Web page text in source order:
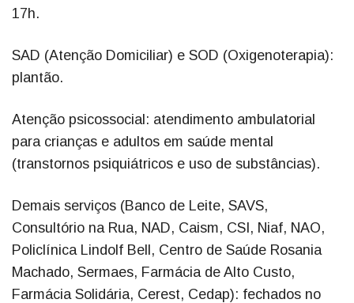
17h.
SAD (Atenção Domiciliar) e SOD (Oxigenoterapia):
plantão.
Atenção psicossocial: atendimento ambulatorial
para crianças e adultos em saúde mental
(transtornos psiquiátricos e uso de substâncias).
Demais serviços (Banco de Leite, SAVS,
Consultório na Rua, NAD, Caism, CSI, Niaf, NAO,
Policlínica Lindolf Bell, Centro de Saúde Rosania
Machado, Sermaes, Farmácia de Alto Custo,
Farmácia Solidária, Cerest, Cedap): fechados no